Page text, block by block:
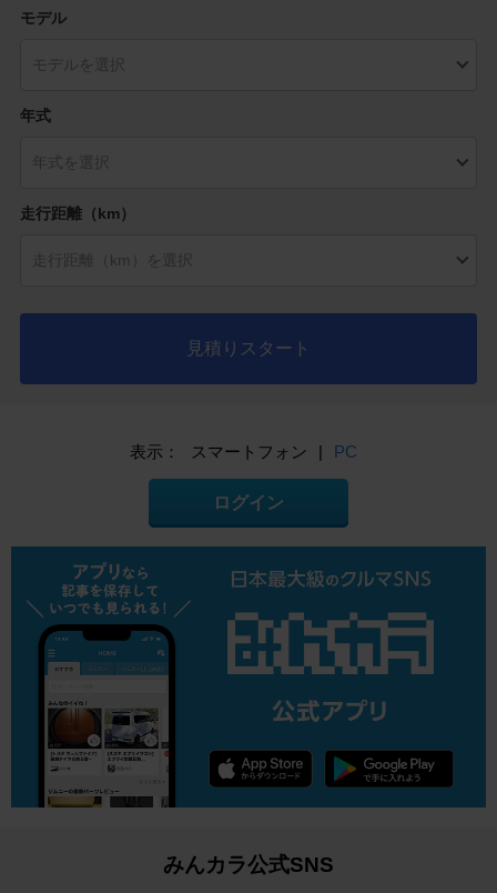
モデル
年式
走行距離（km）
見積りスタート
表示： スマートフォン | PC
ログイン
みんカラ公式SNS